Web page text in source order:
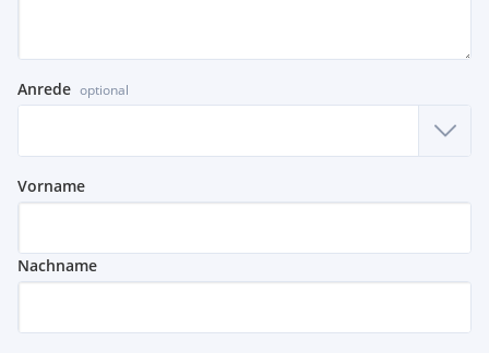
Anrede optional
Vorname
Nachname